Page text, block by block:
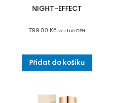
NIGHT-EFFECT
799.00 Kč včetně DPH
Přidat do košíku